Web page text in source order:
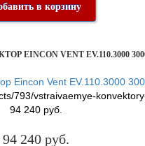
в корзину
VENT EV.110.3000
793/vstraivaemye-
94 240 руб.
94 240 руб.